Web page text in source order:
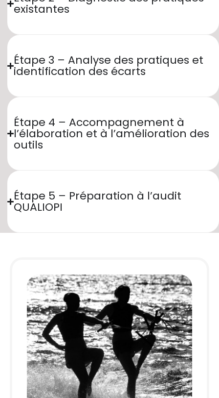
existantes
Étape 3 – Analyse des pratiques et
identification des écarts
Étape 4 – Accompagnement à
l’élaboration et à l’amélioration des
outils
Étape 5 – Préparation à l’audit
QUALIOPI